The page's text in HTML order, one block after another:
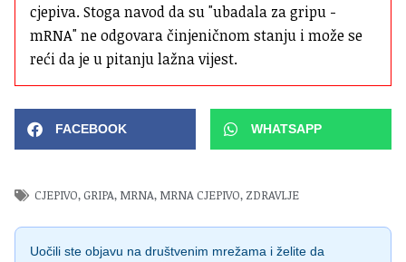
cjepiva. Stoga navod da su "ubadala za gripu -
mRNA" ne odgovara činjeničnom stanju i može se
reći da je u pitanju lažna vijest.
FACEBOOK WHATSAPP
CJEPIVO,GRIPA, MRNA, MRNA CJEPIVO, ZDRAVLJE
Uočili ste objavu na društvenim mrežama i želite da